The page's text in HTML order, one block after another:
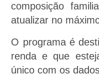
composição
atualizar no
O programa é
renda e que
único com os